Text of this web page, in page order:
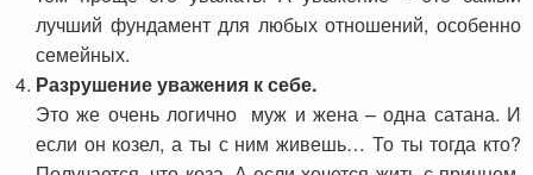
лучший фундамент для любых отношений, особенно
семейных.
Разрушение уважения к себе.
Это же очень логично муж и жена – одна сатана. И
если он козел, а ты с ним живешь… То ты тогда кто?